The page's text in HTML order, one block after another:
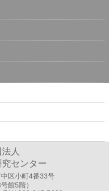
人
センター
区小町4番33号
館5階）